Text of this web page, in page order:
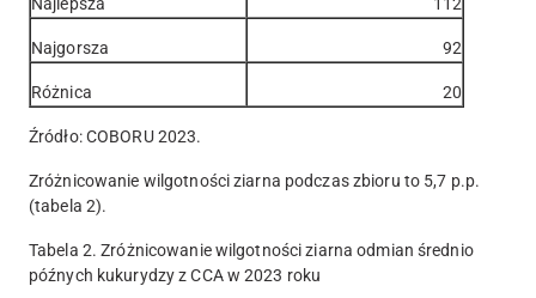
Najgorsza 92
Różnica 20
Źródło: COBORU 2023.
Zróżnicowanie wilgotności ziarna podczas zbioru to 5,7 p.p.
(tabela 2).
Tabela 2. Zróżnicowanie wilgotności ziarna odmian średnio
późnych kukurydzy z CCA w 2023 roku